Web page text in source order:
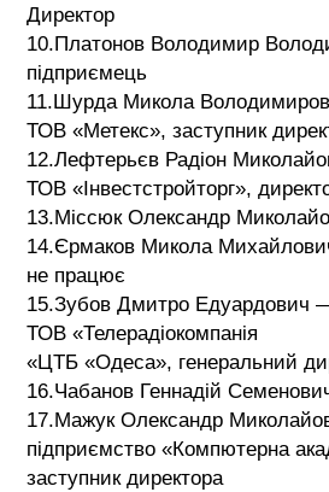
Директор
10.Платонов Володимир
підприємець
11.Шурда Микола
ТОВ «Метекс», заступник
12.Лефтерьєв Радіон
ТОВ «Інвестстройторг»,
13.Міссюк Олександр
14.Єрмаков Микола
не працює
15.Зубов Дмитро Едуардович
ТОВ «Телерадіокомпанія
«ЦТБ «Одеса», генеральний
16.Чабанов Геннадій
17.Мажук Олександр
підприємство «Компютерна
заступник директора